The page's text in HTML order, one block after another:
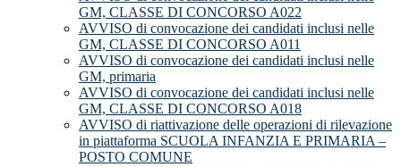
GM, CLASSE DI CONCORSO A022
AVVISO di convocazione dei candidati inclusi nelle
GM, CLASSE DI CONCORSO A011
AVVISO di convocazione dei candidati inclusi nelle
GM, primaria
AVVISO di convocazione dei candidati inclusi nelle
GM, CLASSE DI CONCORSO A018
AVVISO di riattivazione delle operazioni di rilevazione
in piattaforma SCUOLA INFANZIA E PRIMARIA –
POSTO COMUNE